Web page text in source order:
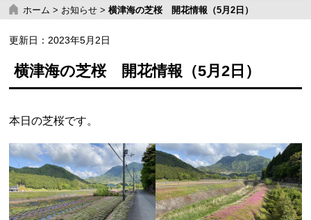
ホーム > お知らせ >横津海の芝桜 開花情報（5月2日）
更新日：2023年5月2日
横津海の芝桜 開花情報（5月2日）
本日の芝桜です。